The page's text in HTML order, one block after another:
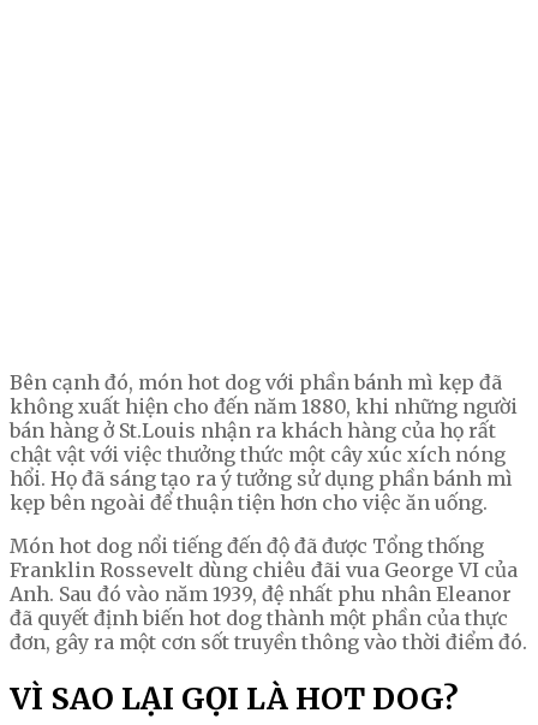
Bên cạnh đó, món hot dog với phần bánh mì kẹp đã
không xuất hiện cho đến năm 1880, khi những người
bán hàng ở St.Louis nhận ra khách hàng của họ rất
chật vật với việc thưởng thức một cây xúc xích nóng
hổi. Họ đã sáng tạo ra ý tưởng sử dụng phần bánh mì
kẹp bên ngoài để thuận tiện hơn cho việc ăn uống.
Món hot dog nổi tiếng đến độ đã được Tổng thống
Franklin Rossevelt dùng chiêu đãi vua George VI của
Anh. Sau đó vào năm 1939, đệ nhất phu nhân Eleanor
đã quyết định biến hot dog thành một phần của thực
đơn, gây ra một cơn sốt truyền thông vào thời điểm đó.
VÌ SAO LẠI GỌI LÀ HOT DOG?